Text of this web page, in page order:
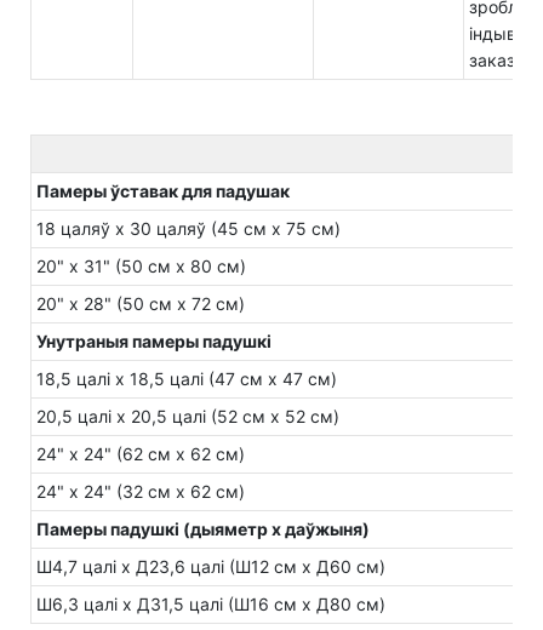
заказе
Памеры ўставак для падушак
18 цаляў х 30 цаляў (45 см х 75 см)
20" x 31" (50 см x 80 см)
20" x 28" (50 см x 72 см)
Унутраныя памеры падушкі
18,5 цалі х 18,5 цалі (47 см х 47 см)
20,5 цалі х 20,5 цалі (52 см х 52 см)
24" x 24" (62 см x 62 см)
24" x 24" (32 см x 62 см)
Памеры падушкі (дыяметр х даўжыня)
Ш4,7 цалі х Д23,6 цалі (Ш12 см х Д60 см)
Ш6,3 цалі х Д31,5 цалі (Ш16 см х Д80 см)